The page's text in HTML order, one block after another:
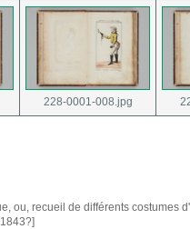
228-0001-008.jpg
ou, recueil de différents costumes